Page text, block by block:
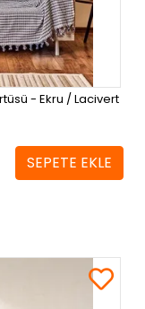
- Ekru / Lacivert
SEPETE EKLE